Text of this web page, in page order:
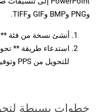
وPNG وBMP وGIF وTIFF.
أنشئ نسخة من فئة ** SlidesApi ** لتحويل مستند PPS
للتحويل من PPS وتوفير التنسيق المطلوب كمعامل ثانٍ.